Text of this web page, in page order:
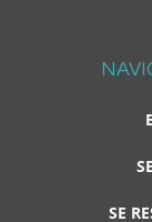
SE